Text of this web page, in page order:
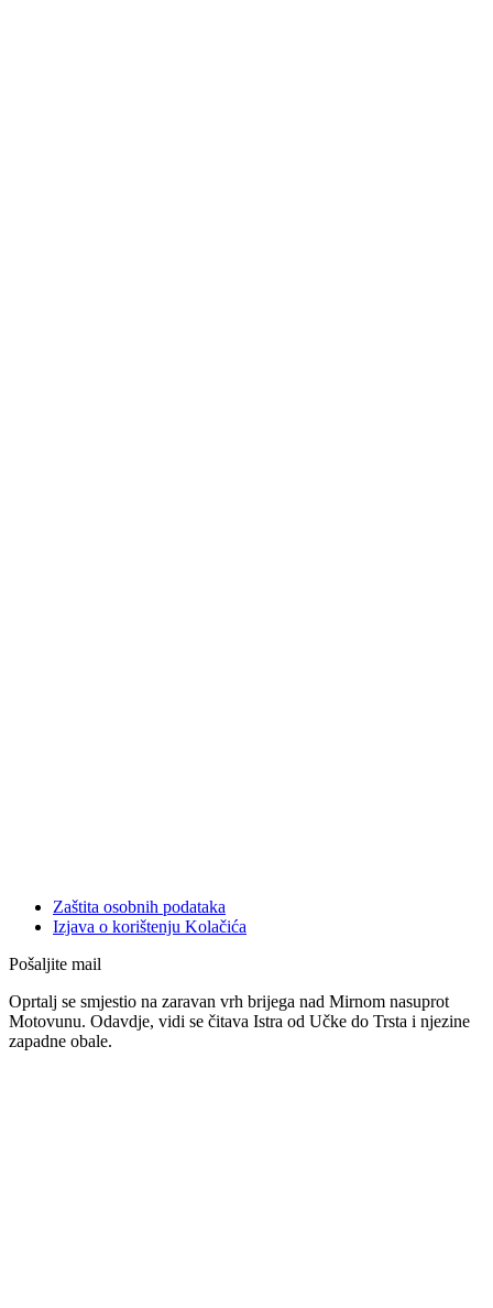
Zaštita osobnih podataka
Izjava o korištenju Kolačića
Pošaljite mail
Oprtalj se smjestio na zaravan vrh brijega nad Mirnom nasuprot
Motovunu. Odavdje, vidi se čitava Istra od Učke do Trsta i njezine
zapadne obale.